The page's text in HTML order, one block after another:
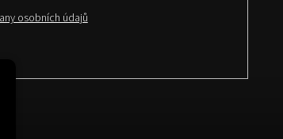
osobních údajů